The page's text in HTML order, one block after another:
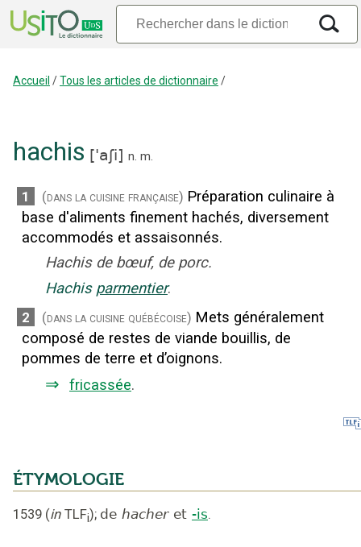
Accueil /Tous les articles de dictionnaire /
hachis ['aʃi] n. m.
1 (dans la cuisine française) Préparation culinaire à
base d'aliments finement hachés, diversement
accommodés et assaisonnés.
Hachis de bœuf, de porc.
Hachis parmentier.
2 (dans la cuisine québécoise) Mets généralement
composé de restes de viande bouillis, de
pommes de terre et d’oignons.
⇒ fricassée.
ÉTYMOLOGIE
1539 (in TLFi); de hacher et -is.